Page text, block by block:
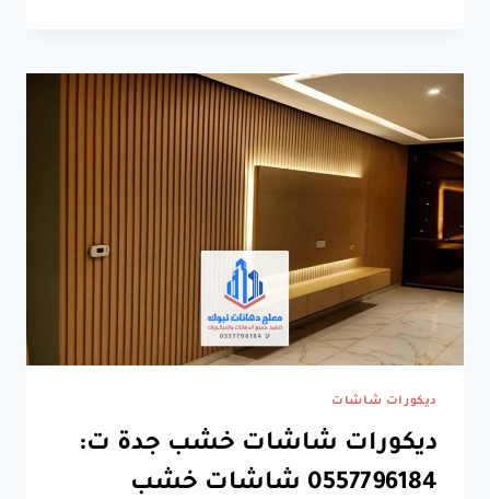
ت:
0557796184
ديكورات
مداخل
منازل
ديكورات شاشات
ديكورات شاشات خشب جدة ت:
0557796184 شاشات خشب